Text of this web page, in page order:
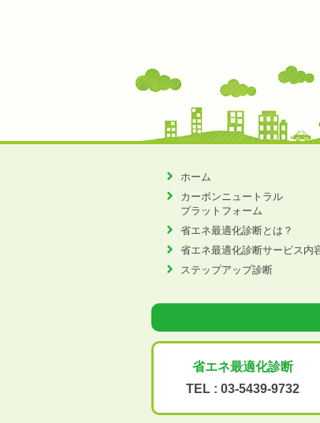
ホーム
カーボンニュートラル
プラットフォーム
省エネ最適化診断とは？
省エネ最適化診断サービス内
ステップアップ診断
省エネ最適化診断
TEL : 03-5439-9732